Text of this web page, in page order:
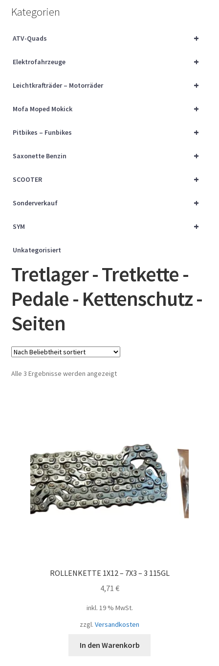
Über uns
Vertrag widerrufen
Widerrufsbelehrung
Cart
Checkout
Kategorien
+
ATV-Quads
+
Elektrofahrzeuge
+
Leichtkrafträder – Motorräder
+
Mofa Moped Mokick
+
Pitbikes – Funbikes
+
Saxonette Benzin
+
SCOOTER
+
Sonderverkauf
+
SYM
Unkategorisiert
Tretlager - Tretkette -
Pedale - Kettenschutz -
Seiten
Alle 3 Ergebnisse werden angezeigtNach
ROLLENKETTE 1X12 – 7X3 – 3 115GL
4,71 €
inkl. 19 % MwSt.
zzgl. Versandkosten
In den Warenkorb